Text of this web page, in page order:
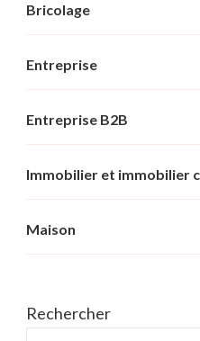
Bricolage
Entreprise
Entreprise B2B
Immobilier et immobilier
Maison
Rechercher